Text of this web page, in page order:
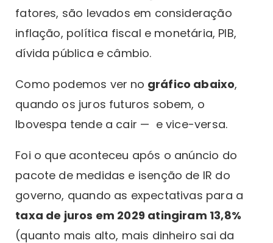
fatores, são levados em consideração
inflação, política fiscal e monetária, PIB,
dívida pública e câmbio.
Como podemos ver no gráfico abaixo,
quando os juros futuros sobem, o
Ibovespa tende a cair — e vice-versa.
Foi o que aconteceu após o anúncio do
pacote de medidas e isenção de IR do
governo, quando as expectativas para a
taxa de juros em 2029 atingiram 13,8%
(quanto mais alto, mais dinheiro sai da